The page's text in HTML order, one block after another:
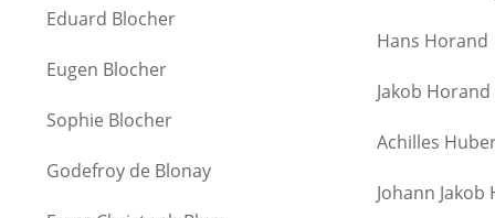
Eduard Blocher
Eugen Blocher
Sophie Blocher
Godefroy de Blonay
Hans Horand
Jakob Horand
Achilles
Johann Jakob